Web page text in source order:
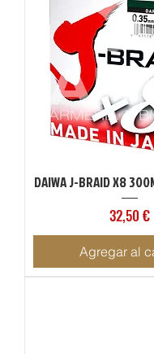
DAIWA J-BRAID X8
Precio
32,50 €
Agregar al